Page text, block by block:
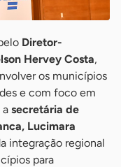
Diretor-
Hervey Costa,
os municípios
e com foco em
a secretária de
Lucimara
integração regional
para